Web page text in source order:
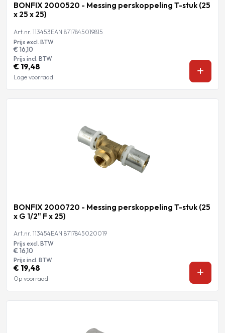
BONFIX 2000520 - Messing perskoppeling T-stuk (25
x 25 x 25)
Art.nr. 113453EAN 8717845019815
Prijs excl. BTW
€ 16,10
Prijs incl. BTW
€ 19,48
Lage voorraad
BONFIX 2000720 - Messing perskoppeling T-stuk (25
x G 1/2" F x 25)
Art.nr. 113454EAN 8717845020019
Prijs excl. BTW
€ 16,10
Prijs incl. BTW
€ 19,48
Op voorraad